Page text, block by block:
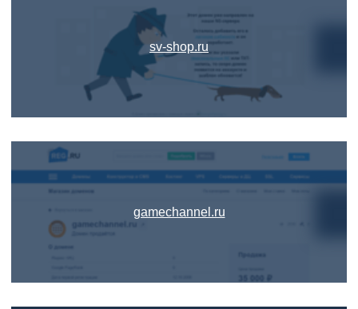
sv-shop.ru
gamechannel.ru